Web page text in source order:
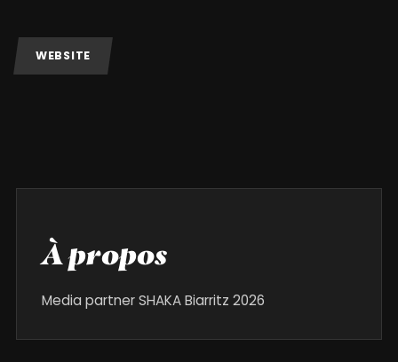
WEBSITE
À propos
Media partner SHAKA Biarritz 2026